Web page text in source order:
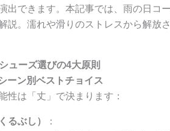
出できます。本記事では、雨の日
説。濡れや滑りのストレスから解放
ューズ選びの4大原則
ーン別ベストチョイス
性は「丈」で決まります：
るぶし）
：